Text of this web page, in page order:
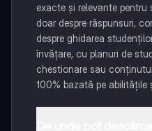
exacte și relevante
doar despre răspunsuri,
despre ghidarea
învățare, cu planuri de
chestionare sau
100% bazată pe abilitățile